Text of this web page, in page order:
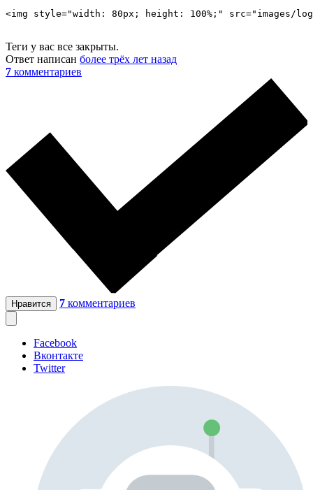
<img style="width: 80px; height: 100%;" src="images/
Теги у вас все закрыты.
Ответ написан более трёх лет назад
7 комментариев
Нравится 7 комментариев
Facebook
Вконтакте
Twitter